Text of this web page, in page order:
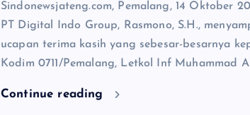
Sindonewsjateng.com, Pemalang, 14 Oktober
PT Digital Indo Group, Rasmono, S.H.,
ucapan terima kasih yang sebesar-besarnya
Kodim 0711/Pemalang, Letkol Inf Muhammad
Continue reading